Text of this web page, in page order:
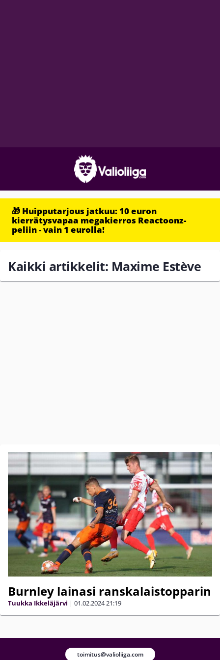
🎁 Huipputarjous jatkuu: 10 euron
kierrätysvapaa megakierros Reactoonz-
peliin - vain 1 eurolla!
Kaikki artikkelit: Maxime Estève
Burnley lainasi ranskalaistopparin
Tuukka Ikkeläjärvi | 01.02.202421:19
toimitus@valioliiga.com